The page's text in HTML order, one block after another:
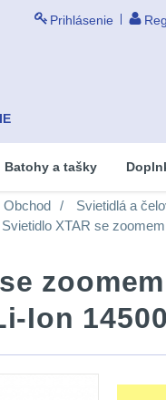
Prihlásenie
Batohy a tašky
Obchod Svietidlá a
Svietidlo XTAR se
Ion